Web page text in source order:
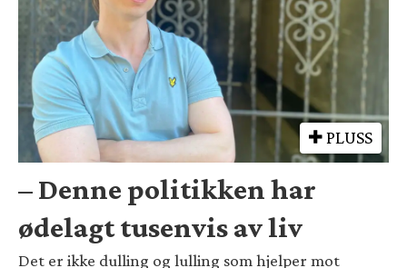
PLUSS
– Denne politikken har
ødelagt tusenvis av liv
Det er ikke dulling og lulling som hjelper mot